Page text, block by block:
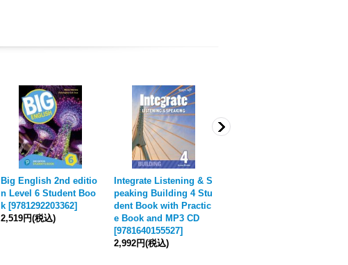
Big English 2nd editio
n Level 6 Student Boo
k [9781292203362]
2,519円(税込)
Integrate Listening & S
peaking Building 4 Stu
dent Book with Practic
e Book and MP3 CD
[9781640155527]
2,992円(税込)